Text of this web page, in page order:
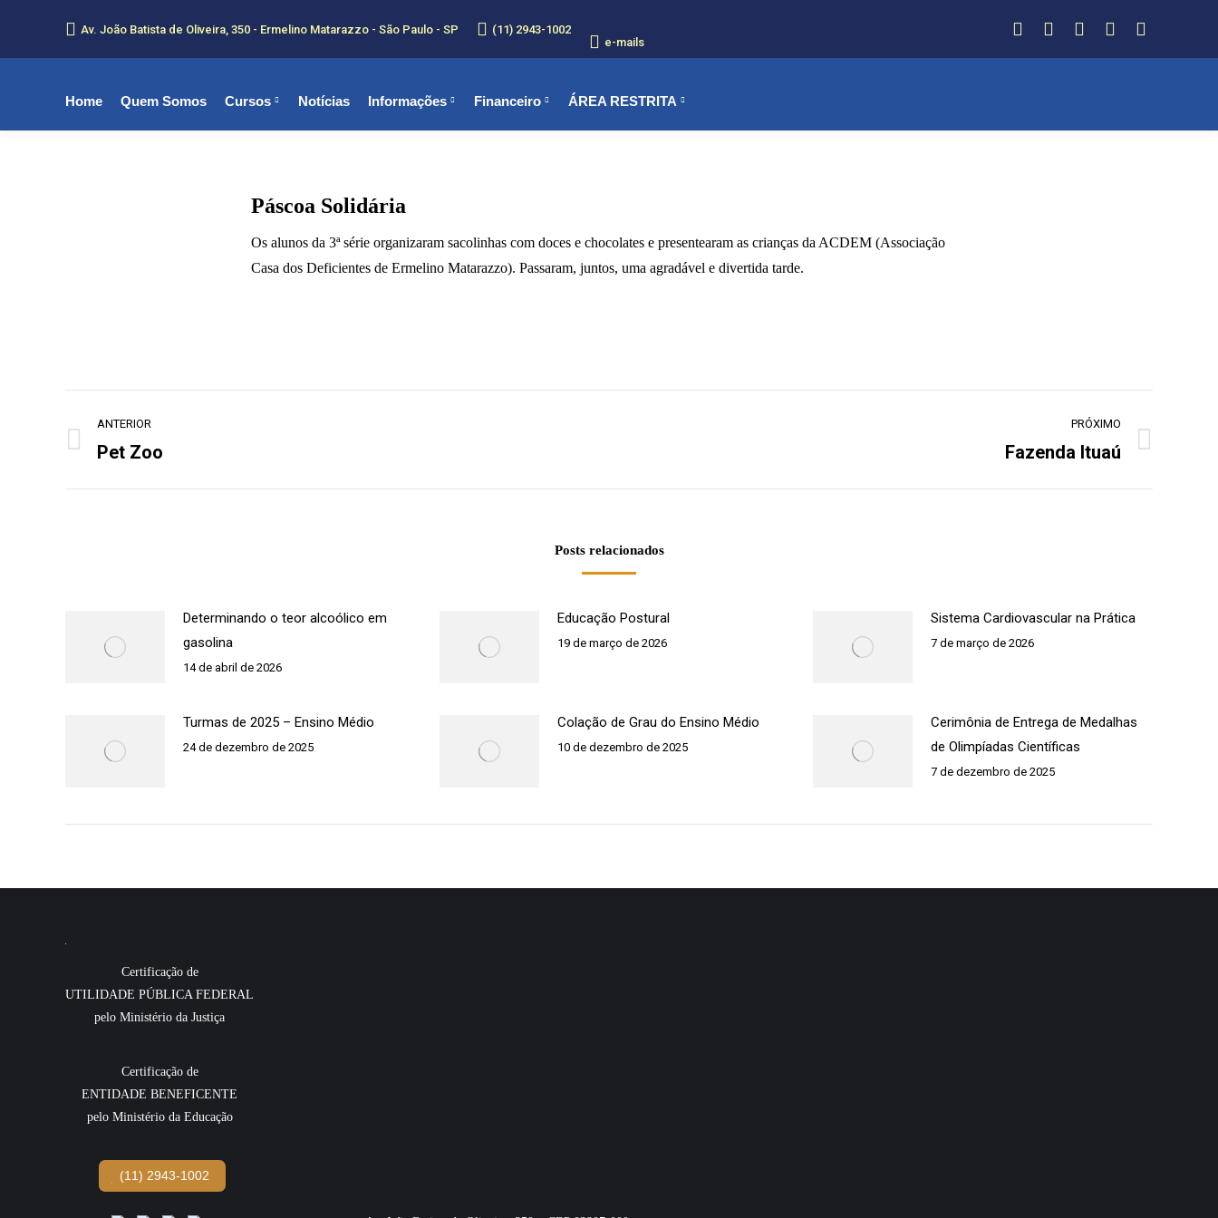
Av. João Batista de Oliveira, 350 - Ermelino Matarazzo - São Paulo - SP
(11) 2943-1002
e-mails
FacebookInstagram
TwitterYouTubeWhatsapp
Home Quem Somos Cursos Notícias Informações Financeiro ÁREA RESTRITA
Páscoa Solidária
Os alunos da 3ª série organizaram sacolinhas com doces e chocolates e presentearam as crianças da ACDEM (Associação
Casa dos Deficientes de Ermelino Matarazzo). Passaram, juntos, uma agradável e divertida tarde.
ANTERIOR
Post
Pet Zoo
PRÓXIMO
Fazenda Ituaú
Posts relacionados
Determinando o teor alcoólico em
gasolina
14 de abril de 2026
Educação Postural
19 de março de 2026
Sistema Cardiovascular na Prática
7 de março de 2026
Turmas de 2025 – Ensino Médio
24 de dezembro de 2025
Colação de Grau do Ensino Médio
10 de dezembro de 2025
Cerimônia de Entrega de Medalhas
de Olimpíadas Científicas
7 de dezembro de 2025
Certificação de
UTILIDADE PÚBLICA FEDERAL
pelo Ministério da Justiça
Certificação de
ENTIDADE BENEFICENTE
pelo Ministério da Educação
(11) 2943-1002